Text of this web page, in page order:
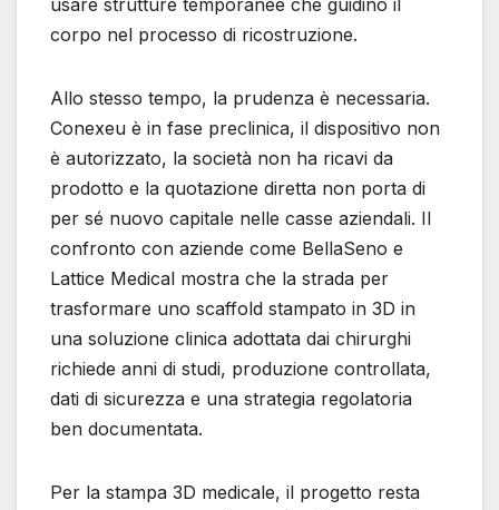
usare strutture temporanee che guidino il
corpo nel processo di ricostruzione.
Allo stesso tempo, la prudenza è necessaria.
Conexeu è in fase preclinica, il dispositivo non
è autorizzato, la società non ha ricavi da
prodotto e la quotazione diretta non porta di
per sé nuovo capitale nelle casse aziendali. Il
confronto con aziende come BellaSeno e
Lattice Medical mostra che la strada per
trasformare uno scaffold stampato in 3D in
una soluzione clinica adottata dai chirurghi
richiede anni di studi, produzione controllata,
dati di sicurezza e una strategia regolatoria
ben documentata.
Per la stampa 3D medicale, il progetto resta